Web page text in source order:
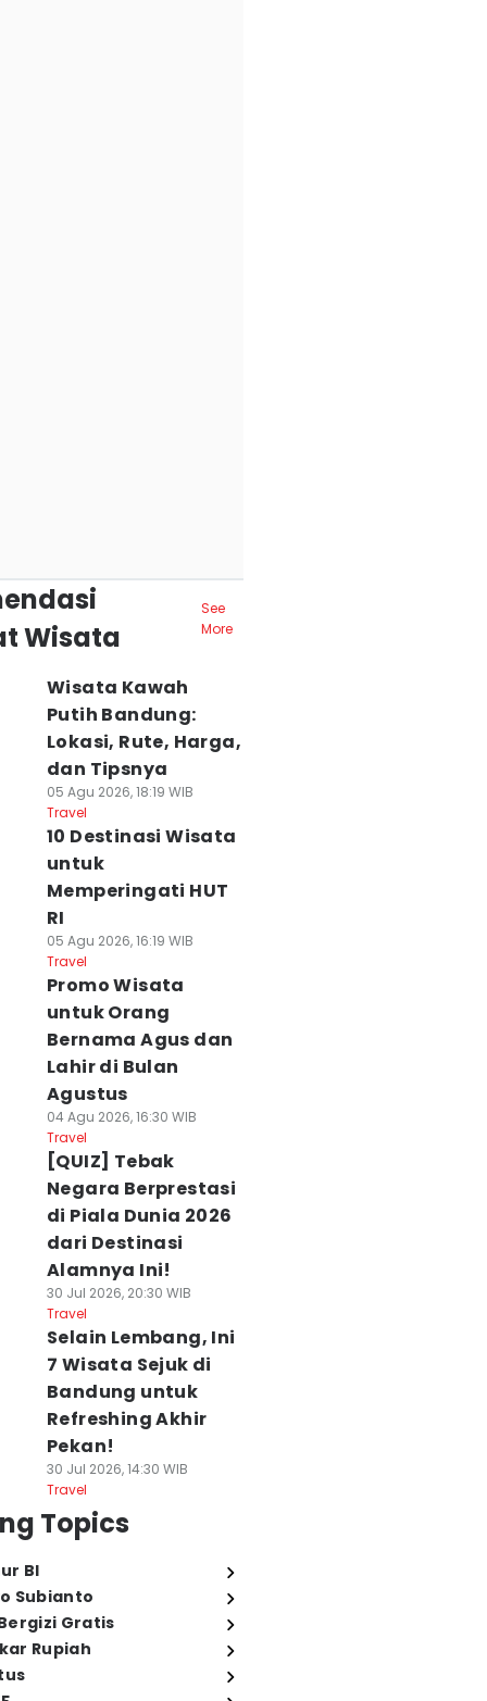
Wisata
See
More
Wisata Kawah
Putih Bandung:
Lokasi, Rute, Harga,
dan Tipsnya
05 Agu 2026, 18:19 WIB
Travel
10 Destinasi Wisata
untuk
Memperingati HUT
RI
05 Agu 2026, 16:19 WIB
Travel
Promo Wisata
untuk Orang
Bernama Agus dan
Lahir di Bulan
Agustus
04 Agu 2026, 16:30 WIB
Travel
[QUIZ] Tebak
Negara Berprestasi
di Piala Dunia 2026
dari Destinasi
Alamnya Ini!
30 Jul 2026, 20:30 WIB
Travel
Selain Lembang, Ini
7 Wisata Sejuk di
Bandung untuk
Refreshing Akhir
Pekan!
30 Jul 2026, 14:30 WIB
Travel
Topics
BI
Subianto
Gratis
Rupiah